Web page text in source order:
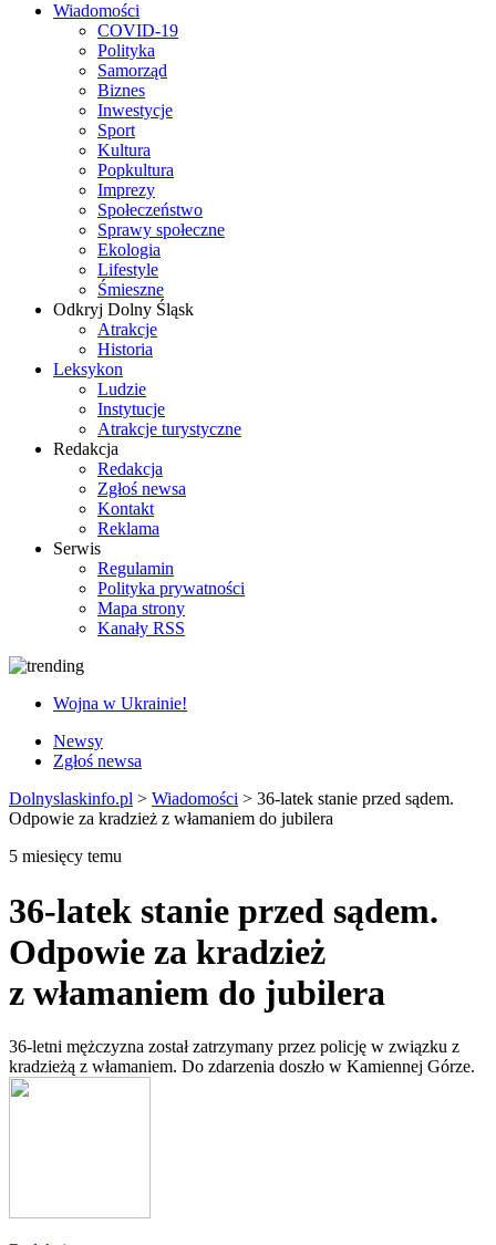
Wiadomości
COVID-19
Polityka
Samorząd
Biznes
Inwestycje
Sport
Kultura
Popkultura
Imprezy
Społeczeństwo
Sprawy społeczne
Ekologia
Lifestyle
Śmieszne
Odkryj Dolny Śląsk
Atrakcje
Historia
Leksykon
Ludzie
Instytucje
Atrakcje turystyczne
Redakcja
Redakcja
Zgłoś newsa
Kontakt
Reklama
Serwis
Regulamin
Polityka prywatności
Mapa strony
Kanały RSS
Wojna w Ukrainie!
Newsy
Zgłoś newsa
Dolnyslaskinfo.pl > Wiadomości > 36-latek stanie przed sądem.
Odpowie za kradzież z włamaniem do jubilera
5 miesięcy temu
36-latek stanie przed sądem.
Odpowie za kradzież
z włamaniem do jubilera
36-letni mężczyzna został zatrzymany przez policję w związku z
kradzieżą z włamaniem. Do zdarzenia doszło w Kamiennej Górze.